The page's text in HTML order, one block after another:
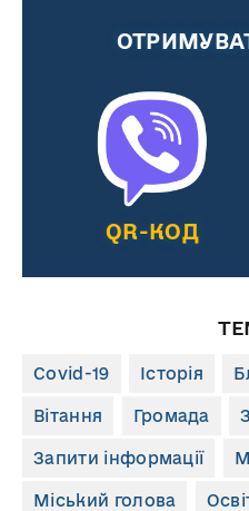
QR-КОД
Covid-19 Історія
Вітання Громада
Запити інформації
Міський голова